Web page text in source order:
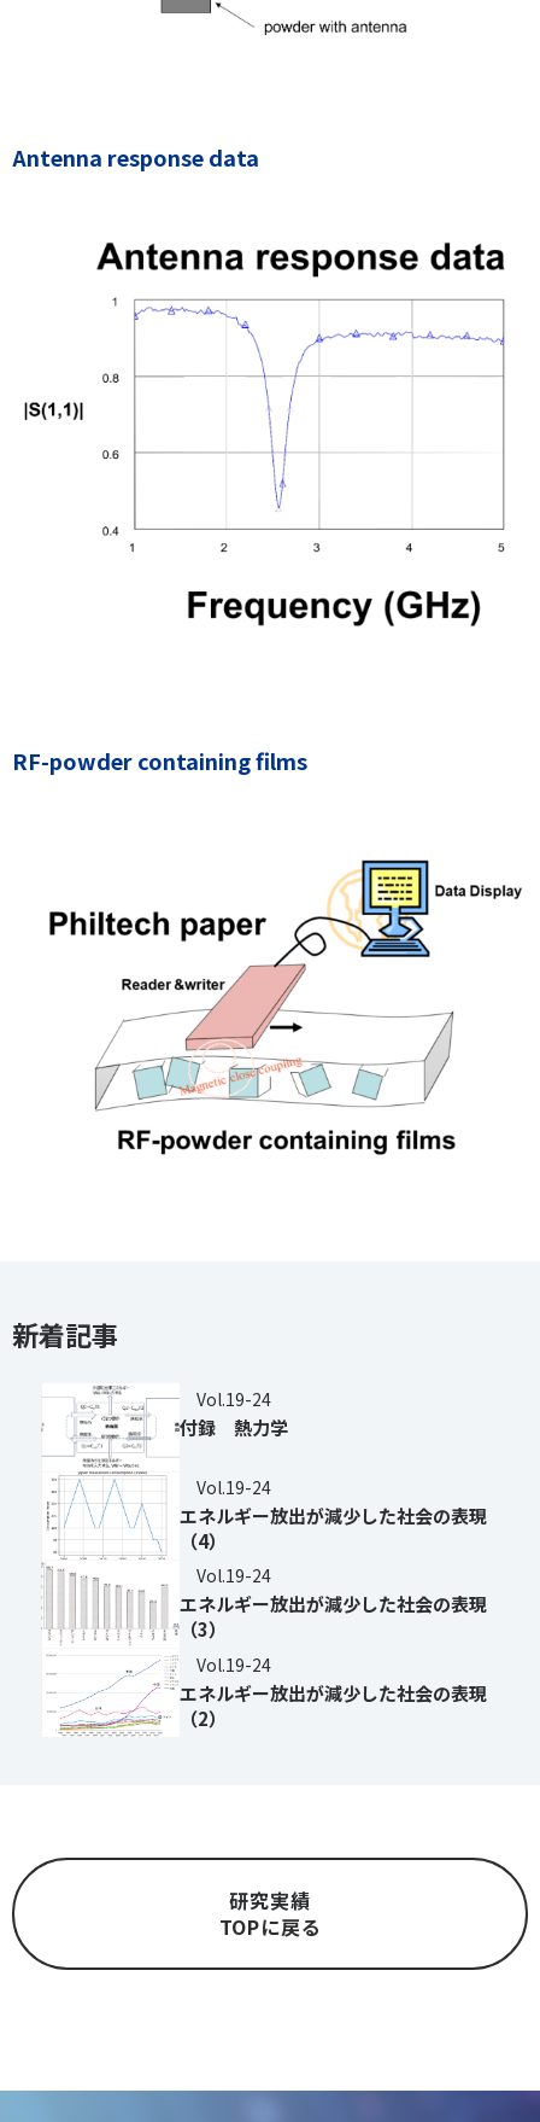
Antenna response data
RF-powder containing films
新着記事
付録 熱力学
Vol.19-24
エネルギー放出が減少した社会の表現
（4）
Vol.19-24
エネルギー放出が減少した社会の表現
（3）
Vol.19-24
エネルギー放出が減少した社会の表現
（2）
Vol.19-24
研究実績
TOPに戻る